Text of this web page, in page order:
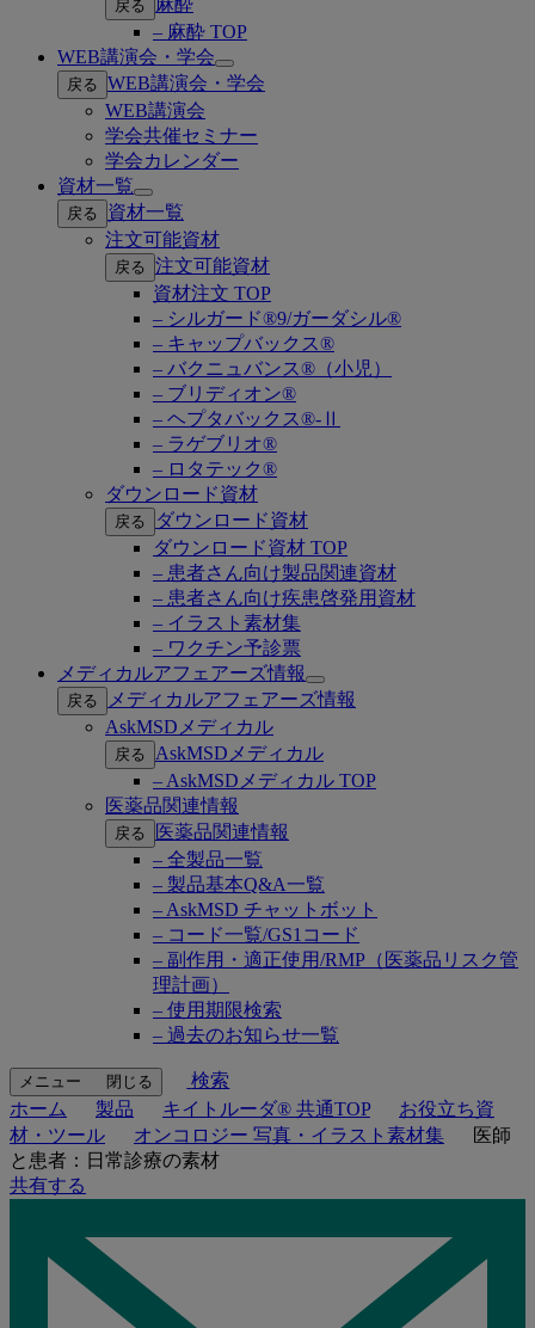
戻る
麻酔
– 麻酔 TOP
WEB講演会・学会
Open
submenu
戻る WEB講演会・学会
WEB講演会
学会共催セミナー
学会カレンダー
資材一覧
Open
submenu
戻る
資材一覧
注文可能資材
戻る 注文可能資材
資材注文 TOP
– シルガード®9/ガーダシル®
– キャップバックス®
– バクニュバンス®（小児）
– ブリディオン®
– ヘプタバックス®-Ⅱ
– ラゲブリオ®
– ロタテック®
ダウンロード資材
戻る
ダウンロード資材
ダウンロード資材 TOP
– 患者さん向け製品関連資材
– 患者さん向け疾患啓発用資材
– イラスト素材集
– ワクチン予診票
メディカルアフェアーズ情報
Open
submenu
戻る
メディカルアフェアーズ情報
AskMSDメディカル
戻る
AskMSDメディカル
– AskMSDメディカル TOP
医薬品関連情報
戻る
医薬品関連情報
– 全製品一覧
– 製品基本Q&A一覧
– AskMSD チャットボット
– コード一覧/GS1コード
– 副作用・適正使用/RMP（医薬品リスク管
理計画）
– 使用期限検索
– 過去のお知らせ一覧
メニュー 閉じる
検索
ホーム
製品 キイトルーダ® 共通TOP
お役立ち資
材・ツール
オンコロジー 写真・イラスト素材集
医師
と患者：日常診療の素材
共有する